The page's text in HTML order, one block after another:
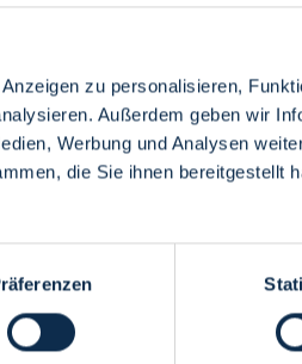
zu personalisieren,
Außerdem geben wir
Werbung und Analysen
die Sie ihnen bereitgestellt
Menü